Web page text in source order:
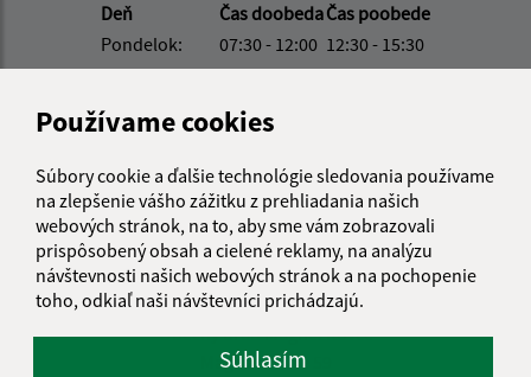
Používame cookies
Súbory cookie a ďalšie technológie sledovania používame
na zlepšenie vášho zážitku z prehliadania našich
webových stránok, na to, aby sme vám zobrazovali
prispôsobený obsah a cielené reklamy, na analýzu
návštevnosti našich webových stránok a na pochopenie
toho, odkiaľ naši návštevníci prichádzajú.
Súhlasím
Deň
Čas doobedaČas poobede
Pondelok:
07:30 - 12:00 12:30 - 15:30
Utorok:
07:30 - 12:00 12:30 - 15:30
Streda:
07:30 - 12:00
Štvrtok:
nestránkový deň
Piatok:
07:30 - 12:00 12:30 - 14:00
Obedňajšia prestávka:12:00 - 12:30
Kontakt:
Obecný úrad Magnezitovce
Magnezitovce 59